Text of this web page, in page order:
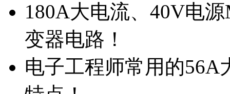
180A大电流、40V电
变器电路！
电子工程师常用的56A